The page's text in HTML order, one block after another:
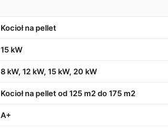
Kocioł na pellet
15 kW
8 kW, 12 kW, 15 kW, 20 kW
Kocioł na pellet od 125 m2 do 175 m2
A+